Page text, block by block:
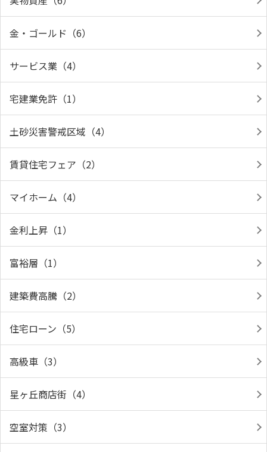
金・ゴールド（6）
サービス業（4）
宅建業免許（1）
土砂災害警戒区域（4）
賃貸住宅フェア（2）
マイホーム（4）
金利上昇（1）
富裕層（1）
建築費高騰（2）
住宅ローン（5）
高級車（3）
星ヶ丘商店街（4）
空室対策（3）